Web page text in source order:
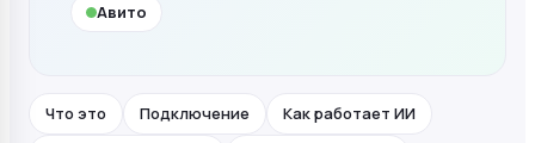
Авито
Что это Подключение
Как работает ИИ